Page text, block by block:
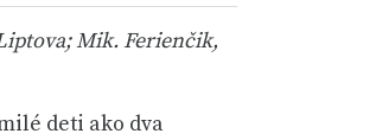
Mik. Ferienčik,
deti ako dva